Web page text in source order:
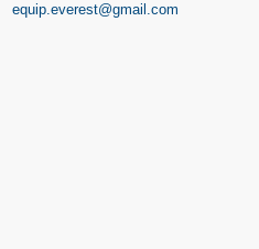
equip.everest@gmail.com